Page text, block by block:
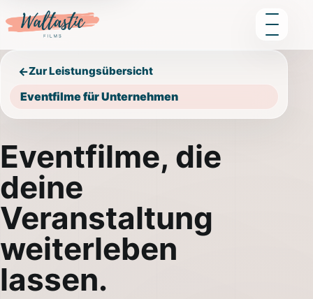
←Zur Leistungsübersicht
Eventfilme für Unternehmen
Eventfilme, die
deine
Veranstaltung
weiterleben
lassen.